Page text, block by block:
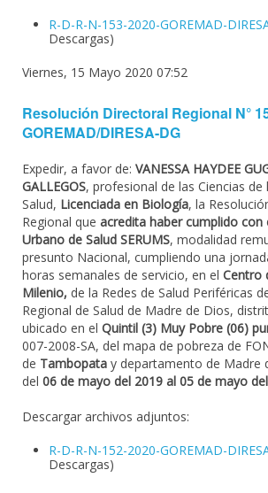
R-D-R-N-153-2020-GOREMAD-
Descargas)
Viernes, 15 Mayo 2020 07:52
Resolución Directoral Regional N°
GOREMAD/DIRESA-DG
Expedir, a favor de: VANESSA HAYDEE
GALLEGOS, profesional de las Ciencias de
Salud, Licenciada en Biología, la
Regional que acredita haber cumplido con
Urbano de Salud SERUMS, modalidad
presunto Nacional, cumpliendo una
horas semanales de servicio, en el Centro
Milenio, de la Redes de Salud Periféricas
Regional de Salud de Madre de Dios,
ubicado en el Quintil (3) Muy Pobre (06)
007-2008-SA, del mapa de pobreza de
de Tambopata y departamento de Madre
del 06 de mayo del 2019 al 05 de mayo
Descargar archivos adjuntos:
R-D-R-N-152-2020-GOREMAD-
Descargas)